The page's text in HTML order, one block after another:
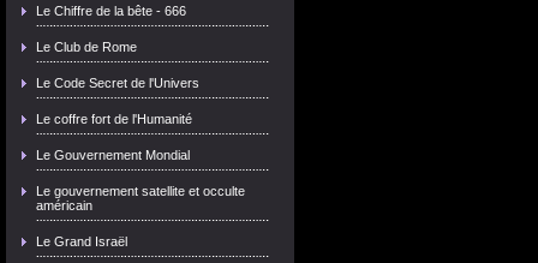
Le Chiffre de la bête - 666
Le Club de Rome
Le Code Secret de l'Univers
Le coffre fort de l'Humanité
Le Gouvernement Mondial
Le gouvernement satellite et occulte
américain
Le Grand Israël